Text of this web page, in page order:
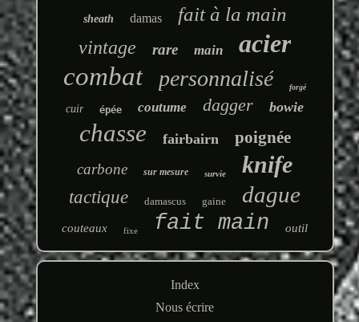
sheath damas fait à la main
vintage rare main
acier
combat
personnalisé forgé
cuir épée coutume dagger bowie
chasse fairbairn poignée
carbone sur mesure survie knife
tactique damascus gaine dague
couteaux fixe fait main outil
Index
Nous écrire